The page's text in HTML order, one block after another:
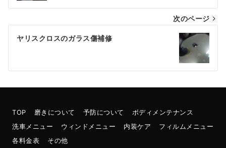
ナ
ビ
ゲ
シ
ョ
ン
次のページ
ヤリスクロスのガラス傷補修
TOP 磨きについて 予防について
ボディメンテナンス
洗車メニュー
ウィンドメニュー 内装ケア
フィルムメニュー
各料金表
その他